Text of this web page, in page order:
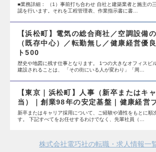
■業務詳細： （1）事前打ち合わせ 自社と建築業者と施主の
認を行います。それを工程管理表、作業指示書に書…
【浜松町】電気の総合商社／空調設備
（既存中心）／転勤無し／健康経営優
ト500
歴史や地図に残す仕事となります。 1つの大きなオフィスビ
建設されることは、 「その街にいる人が変わり」「周…
【東京｜浜松町】人事（新卒またはキ
当）｜創業98年の安定基盤｜健康経営
新卒またはキャリア採用について、ご経験や適性をもとに順
す。 下記すべてをお任せするわけでなく、先輩社員（…
株式会社電巧社の転職・求人情報一